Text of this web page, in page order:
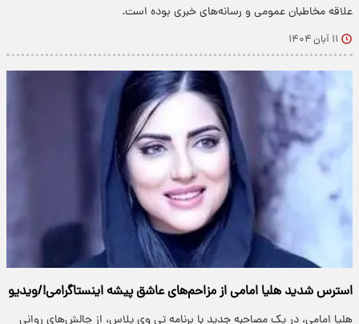
علاقه مخاطبان عمومی و رسانه‌های خبری بوده است.
۱۱ آبان ۱۴۰۴
استرس شدید هلیا امامی از مزاحم‌های عاشق پیشه اینستاگرامی!/ویدیو
هلیا امامی، در یک مصاحبه جدید با برنامه تی وی پلاس، از چالش‌های روانی